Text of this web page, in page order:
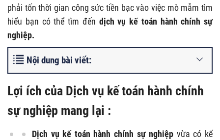
phải tốn thời gian công sức tiền bạc vào việc mò mẫm tìm
hiểu bạn có thể tìm đến dịch vụ kế toán hành chính sự
nghiệp.
Nội dung bài viết:
Lợi ích của Dịch vụ kế toán hành chính
sự nghiệp mang lại :
Dịch vụ kế toán hành chính sự nghiệp vừa có kế